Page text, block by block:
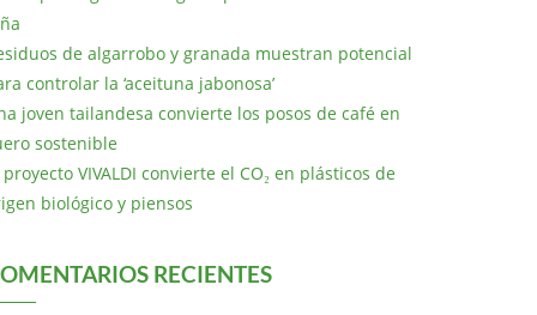
de algarrobo y granada muestran potencial
controlar la ‘aceituna jabonosa’
joven tailandesa convierte los posos de café en
sostenible
proyecto VIVALDI convierte el CO₂ en plásticos de
biológico y piensos
RECIENTES